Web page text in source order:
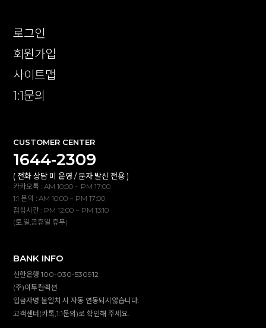
로그인
회원가입
사이트맵
1:1문의
CUSTOMER CENTER
1644-2309
( 전화 상담 미 운영 / 문자 발신 전용 )
카카오톡 : AM 10:00 ~ PM 17:00
1:1 문의 : AM 10:00 ~ PM 17:00
점심시간 : PM 12:00 ~ PM 13:10
(토,일,공휴일 휴무)
BANK INFO
신한은행 100-030-530912
(주)이투컬렉션
입금자명 불일치 시 자동 연동되지않습니다.
고객센터(카톡,1:1문의)로 확인해 주세요.